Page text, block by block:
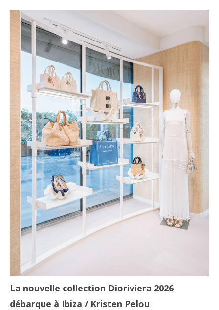
La nouvelle collection Dioriviera 2026
débarque à Ibiza / Kristen Pelou